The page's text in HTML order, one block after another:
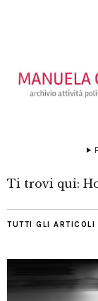
Ti trovi qui:
TUTTI GLI ARTICOLI